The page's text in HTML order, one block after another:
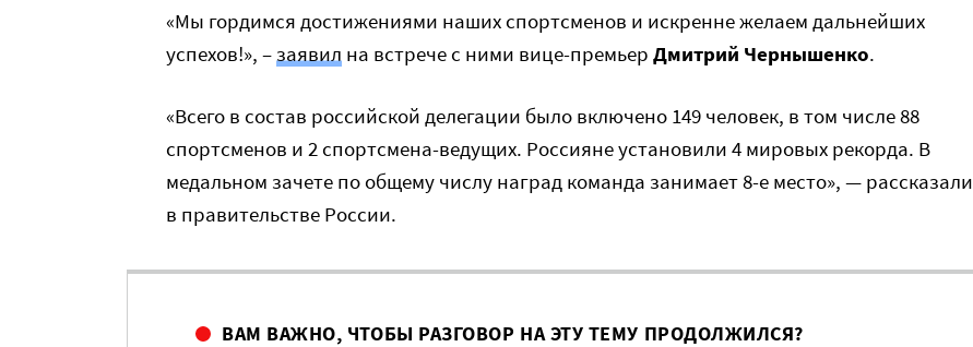
«Мы гордимся достижениями наших спортсменов и искренне желаем дальнейших
успехов!», –заявил на встрече с ними вице-премьер Дмитрий Чернышенко.
«Всего в состав российской делегации было включено 149 человек, в том числе 88
спортсменов и 2 спортсмена-ведущих. Россияне установили 4 мировых рекорда. В
медальном зачете по общему числу наград команда занимает 8-е место», — рассказали
в правительстве России.
ВАМ ВАЖНО, ЧТОБЫ РАЗГОВОР НА ЭТУ ТЕМУ ПРОДОЛЖИЛСЯ?